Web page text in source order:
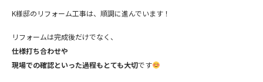
K様邸のリフォーム工事は、順調に進んでいます！
リフォームは完成後だけでなく、
仕様打ち合わせや
現場での確認といった過程もとても大切です